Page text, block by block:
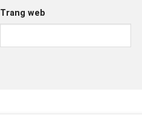
Trang web